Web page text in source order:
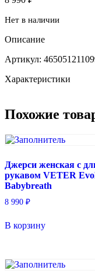
Нет в наличии
Описание
Артикул:
Характеристики
Похожие
Джерси женская с
рукавом VETER
Babybreath
8 990 ₽
В корзину